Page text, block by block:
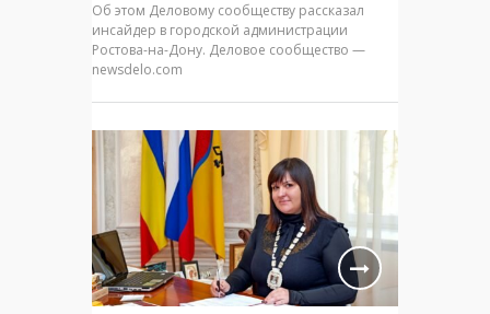
Об этом Деловому сообществу рассказал
инсайдер в городской администрации
Ростова-на-Дону. Деловое сообщество —
newsdelo.com